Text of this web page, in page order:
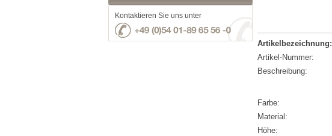
Kontaktieren Sie uns unter
Artikelbezeichnung:
Artikel-Nummer:
Beschreibung:
Farbe:
Material:
Höhe: